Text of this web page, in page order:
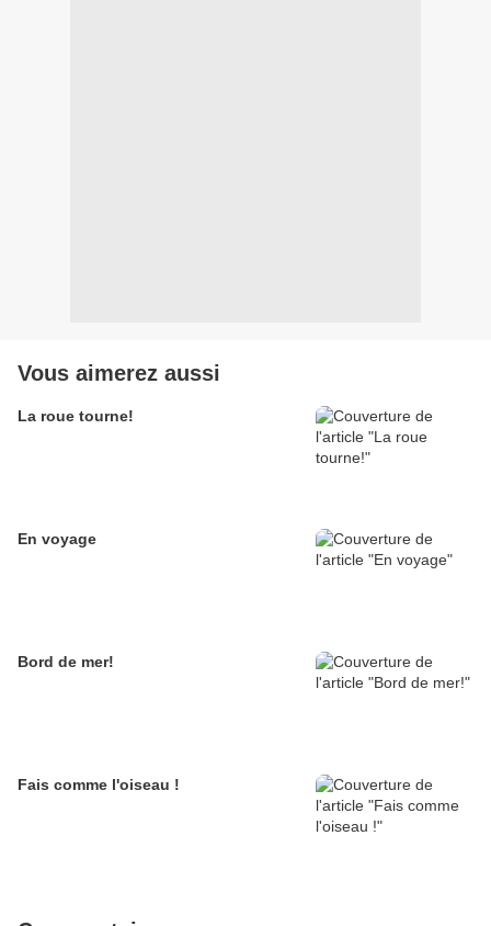
Vous aimerez aussi
La roue tourne!
En voyage
Bord de mer!
Fais comme l'oiseau !